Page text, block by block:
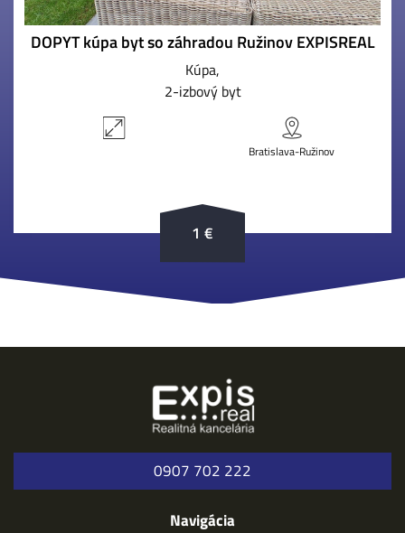
DOPYT kúpa byt so záhradou Ružinov EXPISREAL
Kúpa
2-izbový byt
Bratislava-Ružinov
1 €
0907 702 222
Navigácia